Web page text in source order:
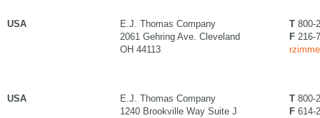
USA
E.J. Thomas Company
2061 Gehring Ave. Cleveland
OH 44113
T 800-
F 216-
USA
E.J. Thomas Company
1240 Brookville Way Suite J
T 800-
F 614-